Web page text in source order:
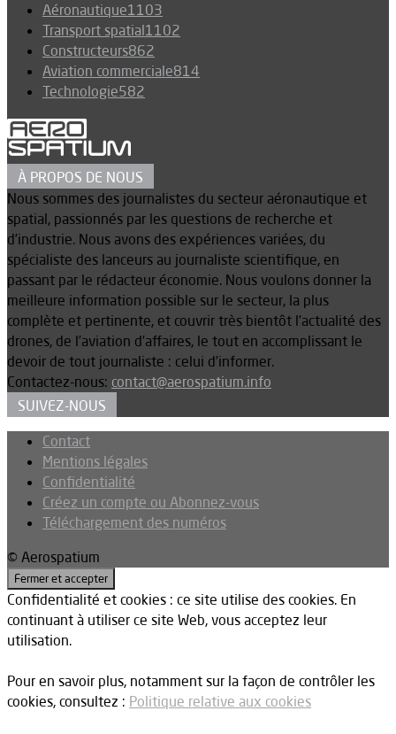
Aéronautique1103
Transport spatial1102
Constructeurs862
Aviation commerciale814
Technologie582
À PROPOS DE NOUS
Nous sommes des journalistes du secteur aéronautique et
spatial, passionnés par les questions de recherche et
d’industrie. Nous avons des expériences variées, du
spécialiste des lanceurs au journaliste scientifique, en
passant par le rédacteur économie. Nous voulons donner la
meilleure information possible sur le secteur, la plus
complète et pertinente, et couvrir très bientôt l’actualité des
drones, de l’aviation d’affaires, le tout en accomplissant le
devoir de tout journaliste : celui d’informer.
Contactez-nous: contact@aerospatium.info
SUIVEZ-NOUS
Contact
Mentions légales
Confidentialité
Créez un compte ou Abonnez-vous
Téléchargement des numéros
© Aerospatium
Confidentialité et cookies : ce site utilise des cookies. En
continuant à utiliser ce site Web, vous acceptez leur
utilisation.
Pour en savoir plus, notamment sur la façon de contrôler les
cookies, consultez : Politique relative aux cookies